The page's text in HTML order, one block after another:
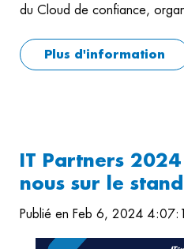
du Cloud de confiance,
Plus d'information
IT Partners
nous sur le stand
Publié en Feb 6, 2024